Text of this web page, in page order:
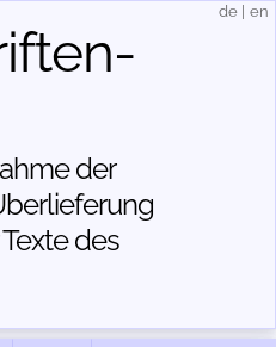
der
des
de en